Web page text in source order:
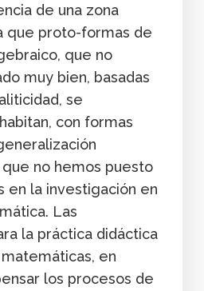
de una zona
que proto-formas de
que no
muy bien, basadas
se
con formas
no hemos puesto
en la investigación en
Las
la práctica didáctica
en
los procesos de